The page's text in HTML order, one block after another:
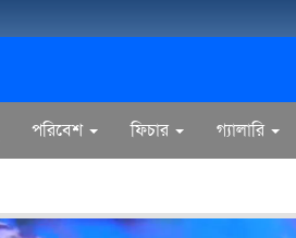
পরিবেশ ফিচার গ্যালারি